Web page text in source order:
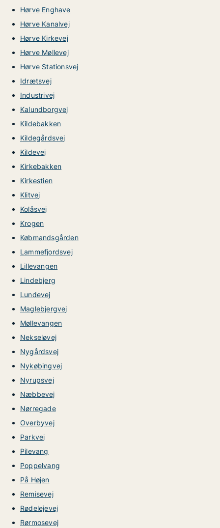
Hørve Enghave
Hørve Kanalvej
Hørve Kirkevej
Hørve Møllevej
Hørve Stationsvej
Idrætsvej
Industrivej
Kalundborgvej
Kildebakken
Kildegårdsvej
Kildevej
Kirkebakken
Kirkestien
Klitvej
Kolåsvej
Krogen
Købmandsgården
Lammefjordsvej
Lillevangen
Lindebjerg
Lundevej
Maglebjergvej
Møllevangen
Nekseløvej
Nygårdsvej
Nykøbingvej
Nyrupsvej
Næbbevej
Nørregade
Overbyvej
Parkvej
Pilevang
Poppelvang
På Højen
Remisevej
Rødelejevej
Rørmosevej